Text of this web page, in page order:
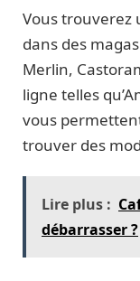
Vous trouverez
dans des
Merlin,
ligne telles
vous
trouver des
Lire plus :
débarrasser ?